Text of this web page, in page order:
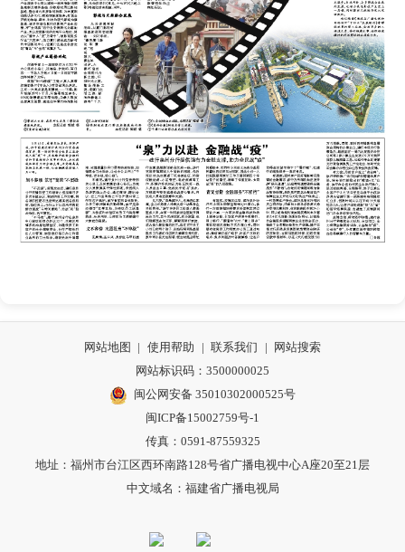
网站地图 | 使用帮助 | 联系我们 |
网站搜索
网站标识码：3500000025
闽公网安备 35010302000525号
闽ICP备15002759号-1
传真：0591-87559325
地址：福州市台江区西环南路128号省广播电视中心A座20至21层
中文域名：福建省广播电视局